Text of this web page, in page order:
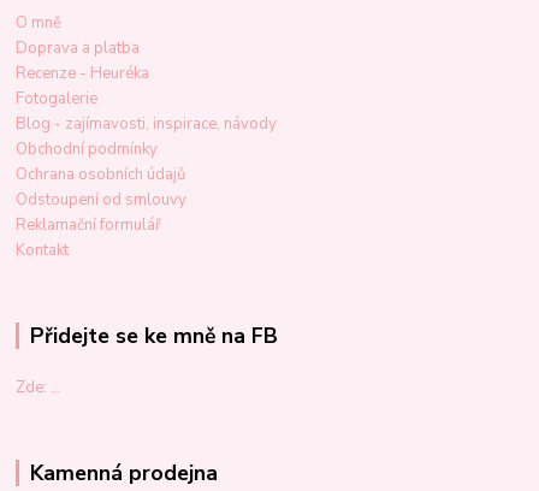
O mně
Doprava a platba
Recenze - Heuréka
Fotogalerie
Blog - zajímavosti, inspirace, návody
Obchodní podmínky
Ochrana osobních údajů
Odstoupení od smlouvy
Reklamační formulář
Kontakt
Přidejte se ke mně na FB
Zde: ...
Kamenná prodejna